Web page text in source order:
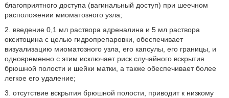
благоприятного доступа (вагинальный доступ) при шеечном
расположении миоматозного узла;
2. введение 0,1 мл раствора адреналина и 5 мл раствора
окситоцина с целью гидропрепаровки, обеспечивает
визуализацию миоматозного узла, его капсулы, его границы, и
одновременно с этим исключает риск случайного вскрытия
брюшной полости и шейки матки, а также обеспечивает более
легкое его удаление;
3. отсутствие вскрытия брюшной полости, приводит к низкому